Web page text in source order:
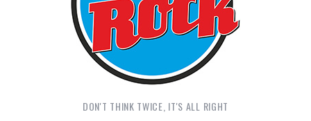
DON'T THINK TWICE, IT'S ALL RIGHT